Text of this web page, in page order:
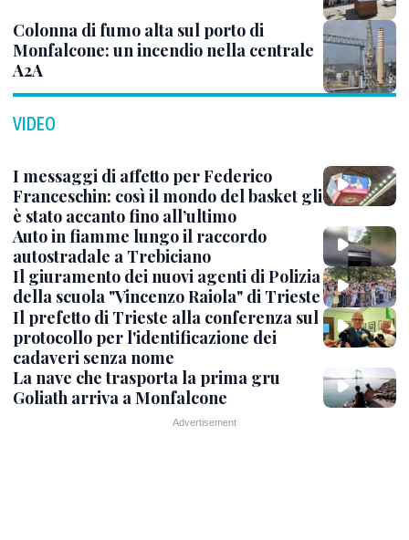
Colonna di fumo alta sul porto di
Monfalcone: un incendio nella centrale
A2A
VIDEO
I messaggi di affetto per Federico
Franceschin: così il mondo del basket gli
è stato accanto fino all’ultimo
Auto in fiamme lungo il raccordo
autostradale a Trebiciano
Il giuramento dei nuovi agenti di Polizia
della scuola "Vincenzo Raiola" di Trieste
Il prefetto di Trieste alla conferenza sul
protocollo per l'identificazione dei
cadaveri senza nome
La nave che trasporta la prima gru
Goliath arriva a Monfalcone